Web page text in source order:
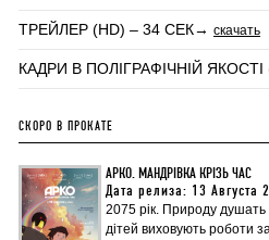
ТРЕЙЛЕР (HD) – 34 СЕК→ скачать
КАДРИ В ПОЛІГРАФІЧНІЙ ЯКОСТІ
СКОРО В ПРОКАТЕ
АРКО. МАНДРІВКА КРІЗЬ ЧАС
Дата релиза: 13 Августа
2075 рік. Природу душать
дітей виховують роботи